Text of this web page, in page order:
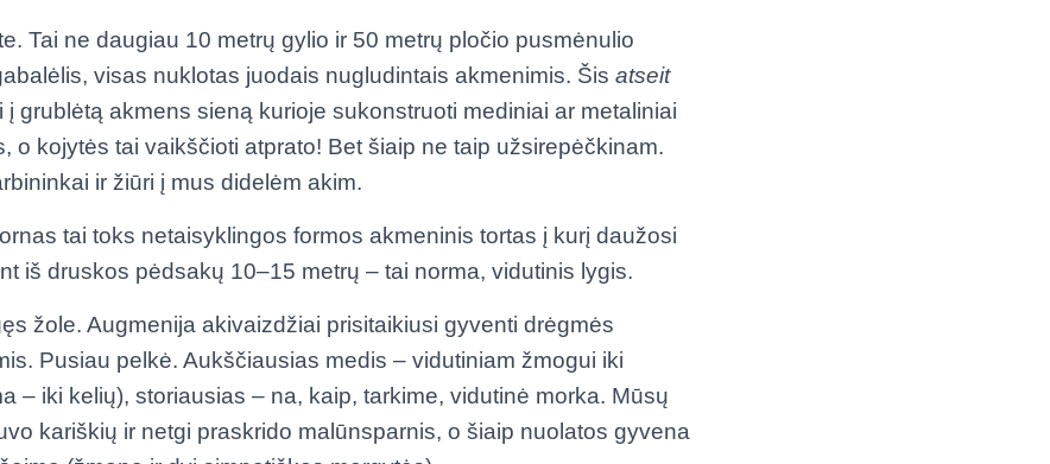
Tai ne daugiau 10 metrų gylio ir 50 metrų pločio pusmėnulio
visas nuklotas juodais nugludintais akmenimis. Šis atseit
į grublėtą akmens sieną kurioje sukonstruoti mediniai ar metaliniai
o kojytės tai vaikščioti atprato! Bet šiaip ne taip užsirepėčkinam.
ir žiūri į mus didelėm akim.
tai toks netaisyklingos formos akmeninis tortas į kurį daužosi
iš druskos pėdsakų 10–15 metrų – tai norma, vidutinis lygis.
žole. Augmenija akivaizdžiai prisitaikiusi gyventi drėgmės
Pusiau pelkė. Aukščiausias medis – vidutiniam žmogui iki
– iki kelių), storiausias – na, kaip, tarkime, vidutinė morka. Mūsų
kariškių ir netgi praskrido malūnsparnis, o šiaip nuolatos gyvena